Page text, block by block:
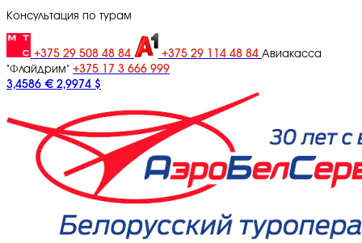
Консультация по турам
+375 29 508 48 84 +375 29 114 48 84 Авиакасса
"Флайдрим" +375 17 3 666 999
3,4586 € 2,9974 $